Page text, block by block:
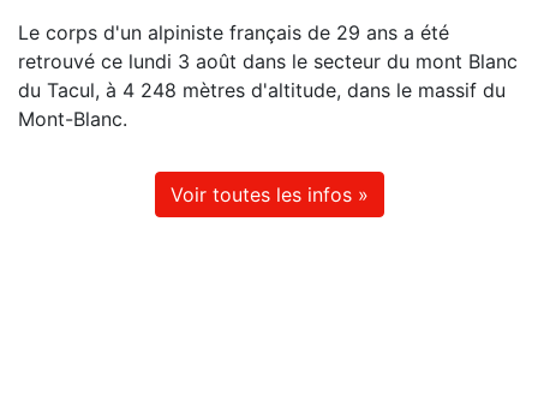
Le corps d'un alpiniste français de 29 ans a été
retrouvé ce lundi 3 août dans le secteur du mont Blanc
du Tacul, à 4 248 mètres d'altitude, dans le massif du
Mont-Blanc.
Voir toutes les infos »